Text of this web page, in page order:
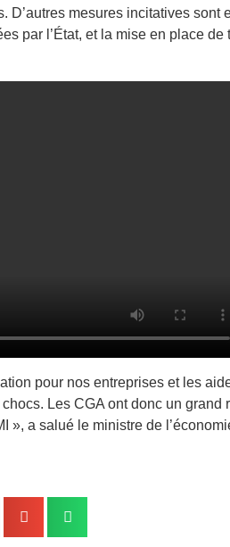
D’autres mesures incitatives sont
par l’État, et la mise en place de
pour nos entreprises et les
Les CGA ont donc un grand
», a salué le ministre de